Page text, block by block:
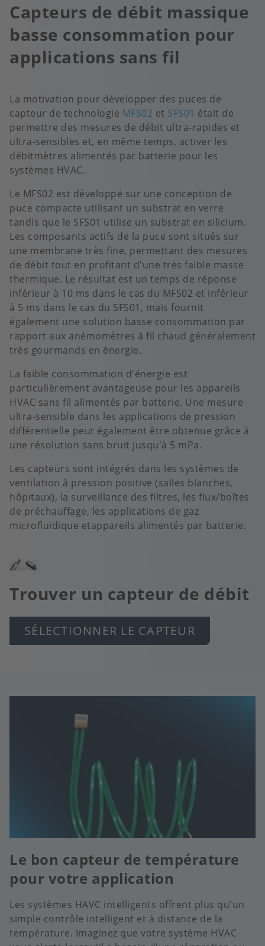
Capteurs de débit massique
basse consommation pour
applications sans fil
La motivation pour développer des puces de
capteur de technologie MFS02 et SFS01 était de
permettre des mesures de débit ultra-rapides et
ultra-sensibles et, en même temps, activer les
débitmètres alimentés par batterie pour les
systèmes HVAC.
Le MFS02 est développé sur une conception de
puce compacte utilisant un substrat en verre
tandis que le SFS01 utilise un substrat en silicium.
Les composants actifs de la puce sont situés sur
une membrane très fine, permettant des mesures
de débit tout en profitant d'une très faible masse
thermique. Le résultat est un temps de réponse
inférieur à 10 ms dans le cas du MFS02 et inférieur
à 5 ms dans le cas du SFS01, mais fournit
également une solution basse consommation par
rapport aux anémomètres à fil chaud généralement
très gourmands en énergie.
La faible consommation d'énergie est
particulièrement avantageuse pour les appareils
HVAC sans fil alimentés par batterie. Une mesure
ultra-sensible dans les applications de pression
différentielle peut également être obtenue grâce à
une résolution sans bruit jusqu'à 5 mPa.
Les capteurs sont intégrés dans les systèmes de
ventilation à pression positive (salles blanches,
hôpitaux), la surveillance des filtres, les flux/boîtes
de préchauffage, les applications de gaz
microfluidique etappareils alimentés par batterie.
Image
Trouver un capteur de débit
SÉLECTIONNER LE CAPTEUR
Le bon capteur de température
pour votre application
Les systèmes HAVC intelligents offrent plus qu'un
simple contrôle intelligent et à distance de la
température. Imaginez que votre système HVAC